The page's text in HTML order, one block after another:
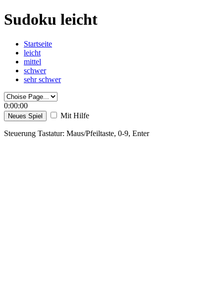
Sudoku leicht
Startseite
leicht
mittel
schwer
sehr schwer
0:00:00
Neues Spiel Mit Hilfe
Steuerung Tastatur: Maus/Pfeiltaste, 0-9, Enter